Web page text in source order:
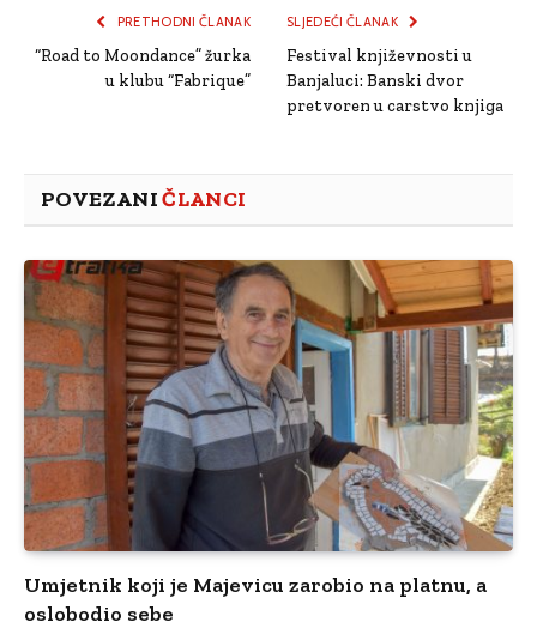
PRETHODNI ČLANAK
“Road to Moondance” žurka
u klubu “Fabrique”
SLJEDEĆI ČLANAK
Festival književnosti u
Banjaluci: Banski dvor
pretvoren u carstvo knjiga
POVEZANIČLANCI
Umjetnik koji je Majevicu zarobio na platnu, a
oslobodio sebe